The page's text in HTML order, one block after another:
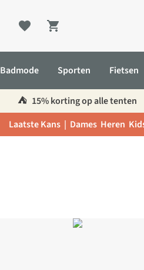
Shopping cart
Badmode Sporten Fietsen
⛺️ 15% korting op alle tenten
Laatste Kans | Dames Heren